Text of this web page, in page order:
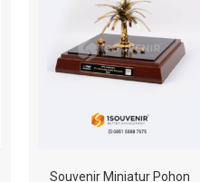
Souvenir Miniatur Pohon